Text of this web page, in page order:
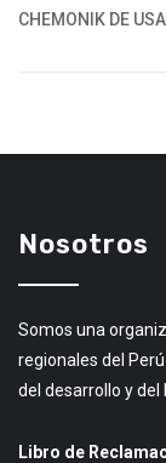
CHEMONIK DE
Nosotros
Somos una
regionales del
del desarrollo y del
Libro de